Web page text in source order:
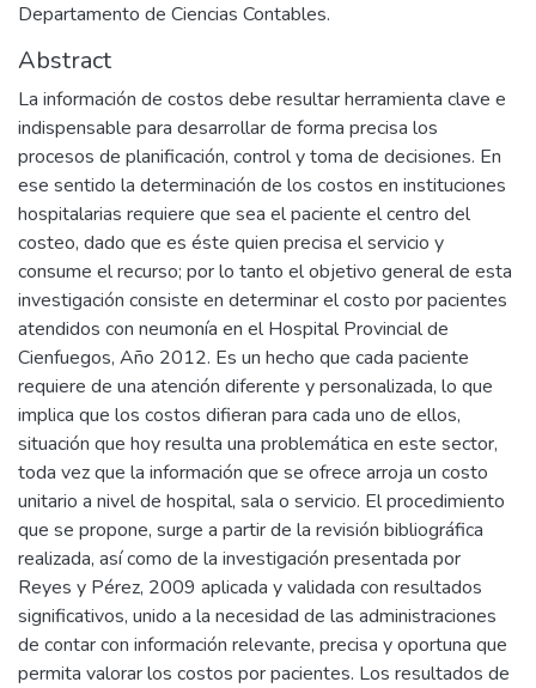
Departamento de Ciencias Contables.
Abstract
La información de costos debe resultar herramienta clave e
indispensable para desarrollar de forma precisa los
procesos de planificación, control y toma de decisiones. En
ese sentido la determinación de los costos en instituciones
hospitalarias requiere que sea el paciente el centro del
costeo, dado que es éste quien precisa el servicio y
consume el recurso; por lo tanto el objetivo general de esta
investigación consiste en determinar el costo por pacientes
atendidos con neumonía en el Hospital Provincial de
Cienfuegos, Año 2012. Es un hecho que cada paciente
requiere de una atención diferente y personalizada, lo que
implica que los costos difieran para cada uno de ellos,
situación que hoy resulta una problemática en este sector,
toda vez que la información que se ofrece arroja un costo
unitario a nivel de hospital, sala o servicio. El procedimiento
que se propone, surge a partir de la revisión bibliográfica
realizada, así como de la investigación presentada por
Reyes y Pérez, 2009 aplicada y validada con resultados
significativos, unido a la necesidad de las administraciones
de contar con información relevante, precisa y oportuna que
permita valorar los costos por pacientes. Los resultados de